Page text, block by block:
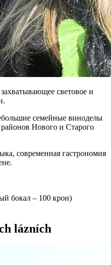
световое и
семейные виноделы
Нового и Старого
современная гастрономия
бокал – 100 крон)
lázních